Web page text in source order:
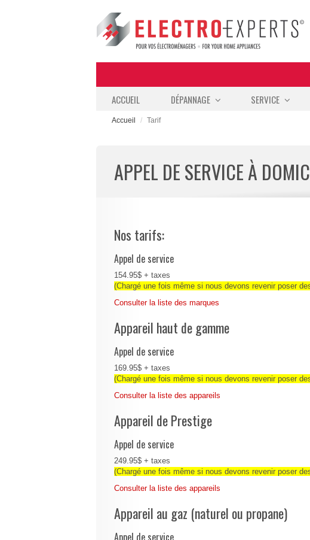
ACCUEIL DÉPANNAGE SERVICE
Accueil Tarif
APPEL DE SERVICE À
Nos tarifs:
Appel de service
154.95$ + taxes
(Chargé une fois même si nous devons revenir poser
Consulter la liste des marques
Appareil haut de gamme
Appel de service
169.95$ + taxes
(Chargé une fois même si nous devons revenir poser
Consulter la liste des appareils
Appareil de Prestige
Appel de service
249.95$ + taxes
(Chargé une fois même si nous devons revenir poser
Consulter la liste des appareils
Appareil au gaz (naturel ou propane)
Appel de service